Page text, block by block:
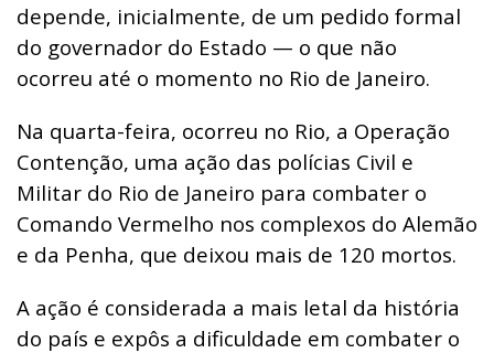
depende, inicialmente, de um pedido formal
do governador do Estado — o que não
ocorreu até o momento no Rio de Janeiro.
Na quarta-feira, ocorreu no Rio, a Operação
Contenção, uma ação das polícias Civil e
Militar do Rio de Janeiro para combater o
Comando Vermelho nos complexos do Alemão
e da Penha, que deixou mais de 120 mortos.
A ação é considerada a mais letal da história
do país e expôs a dificuldade em combater o